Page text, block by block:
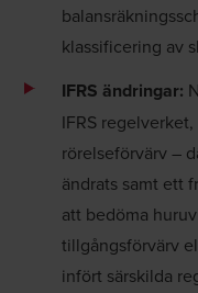
klassificering av
IFRS ändringar:
IFRS
rörelseförvärv –
ändrats samt ett
att bedöma
tillgångsförvärv
infört särskilda